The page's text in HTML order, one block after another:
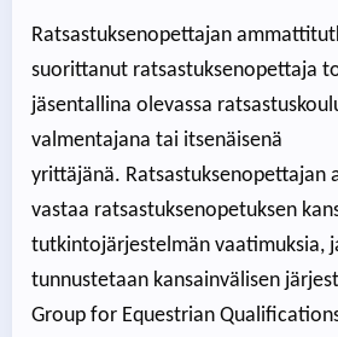
Ratsastuksenopettajan
suorittanut ratsastuksenopettaja
jäsentallina olevassa
valmentajana tai itsenäisenä
yrittäjänä. Ratsastuksenopettajan
vastaa ratsastuksenopetuksen
tutkintojärjestelmän vaatimuksia,
tunnustetaan kansainvälisen
Group for Equestrian